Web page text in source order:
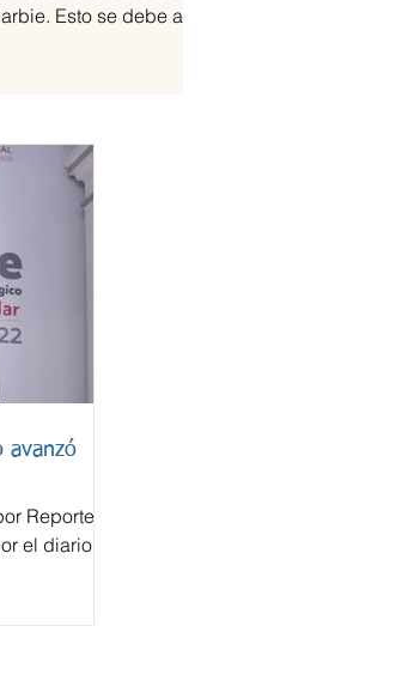
Esto se debe a la
avanzó
Reporte
el diario
pese a
fiscal. El